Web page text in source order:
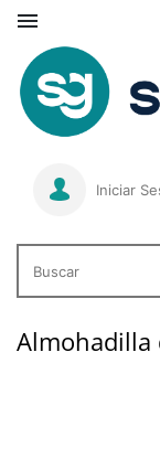

Iniciar
Almohadilla